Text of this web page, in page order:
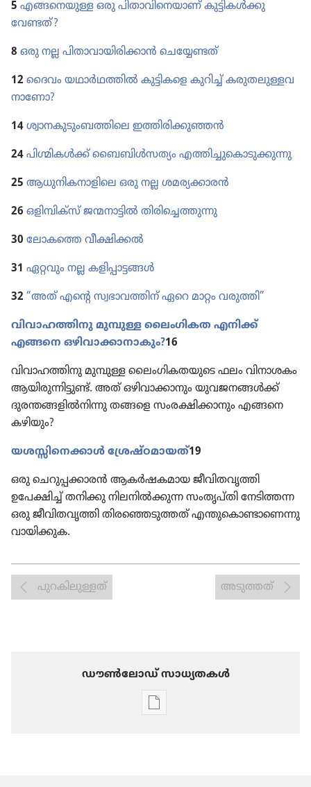
5 എങ്ങനെ​യുള്ള ഒരു പിതാ​വി​നെ​യാണ്‌ കുട്ടി​കൾക്കു
വേണ്ടത്‌?
8 ഒരു നല്ല പിതാ​വാ​യി​രി​ക്കാൻ ചെയ്യേ​ണ്ടത്‌
12 ദൈവം യഥാർഥ​ത്തിൽ കുട്ടി​കളെ കുറിച്ച്‌ കരുത​ലു​ള്ള​വ​
നാ​ണോ?
14 ശ്വാന​കു​ടും​ബ​ത്തി​ലെ ഇത്തിരി​ക്കു​ഞ്ഞൻ
24 പിഗ്മി​കൾക്ക്‌ ബൈബിൾസ​ത്യം എത്തിച്ചു​കൊ​ടു​ക്കു​ന്നു
25 ആധുനി​ക​നാ​ളി​ലെ ഒരു നല്ല ശമര്യ​ക്കാ​രൻ
26 ഒളിമ്പി​ക്‌സ്‌ ജന്മനാ​ട്ടിൽ തിരി​ച്ചെ​ത്തു​ന്നു
30 ലോകത്തെ വീക്ഷിക്കൽ
31 ഏറ്റവും നല്ല കളിപ്പാ​ട്ടങ്ങൾ
32 “അത്‌ എന്റെ സ്വഭാ​വ​ത്തിന്‌ ഏറെ മാറ്റം വരുത്തി”
വിവാ​ഹ​ത്തി​നു മുമ്പുള്ള ലൈം​ഗി​കത എനിക്ക്‌
എങ്ങനെ ഒഴിവാ​ക്കാ​നാ​കും?16
വിവാ​ഹ​ത്തി​നു മുമ്പുള്ള ലൈം​ഗി​ക​ത​യു​ടെ ഫലം വിനാ​ശകം
ആയിരു​ന്നി​ട്ടുണ്ട്‌. അത്‌ ഒഴിവാ​ക്കാ​നും യുവജ​ന​ങ്ങൾക്ക്‌
ദുരന്ത​ങ്ങ​ളിൽനി​ന്നു തങ്ങളെ സംരക്ഷി​ക്കാ​നും എങ്ങനെ
കഴിയും?
യശസ്സി​നെ​ക്കാൾ ശ്രേഷ്‌ഠ​മാ​യത്‌19
ഒരു ചെറു​പ്പ​ക്കാ​രൻ ആകർഷ​ക​മായ ജീവി​ത​വൃ​ത്തി
ഉപേക്ഷിച്ച്‌ തനിക്കു നിലനിൽക്കുന്ന സംതൃ​പ്‌തി നേടിത്തന്ന
ഒരു ജീവി​ത​വൃ​ത്തി തിര​ഞ്ഞെ​ടു​ത്തത്‌ എന്തു​കൊ​ണ്ടാ​ണെന്നു
വായി​ക്കുക.
പുറകിലുള്ളത് അടുത്തത്
ഡൗണ്‍ലോഡ് സാധ്യതകള്‍
പ്രസിദ്ധീകരണങ്ങൾ